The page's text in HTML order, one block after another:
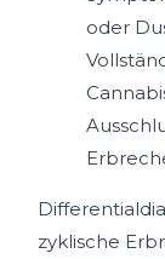
oder
zyklische